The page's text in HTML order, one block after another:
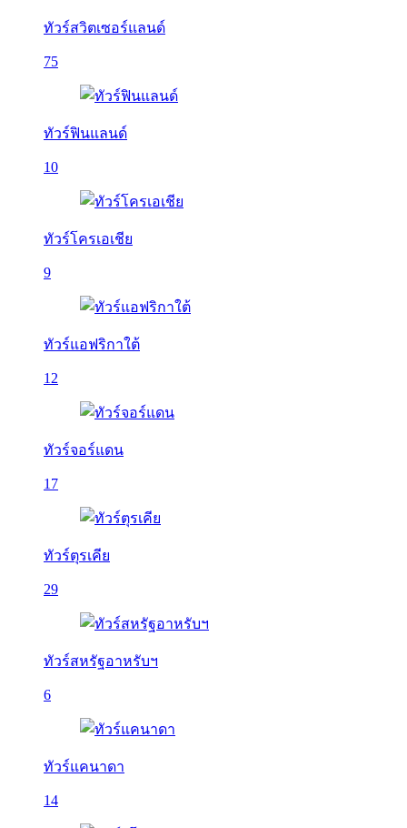
ทัวร์สวิตเซอร์แลนด์
75
ทัวร์ฟินแลนด์
10
ทัวร์โครเอเชีย
9
ทัวร์แอฟริกาใต้
12
ทัวร์จอร์แดน
17
ทัวร์ตุรเคีย
29
ทัวร์สหรัฐอาหรับฯ
6
ทัวร์แคนาดา
14